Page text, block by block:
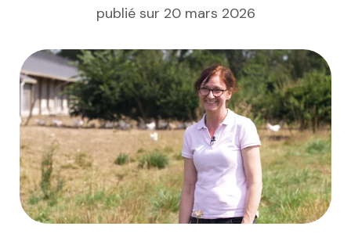
publié sur 20 mars 2026